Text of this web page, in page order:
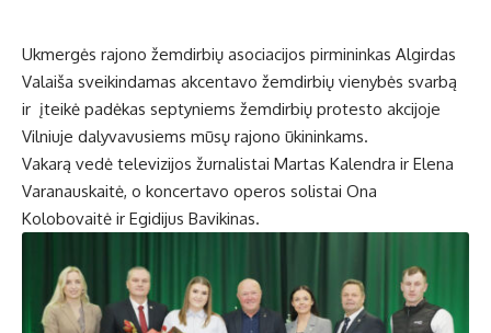
Ukmergės rajono žemdirbių asociacijos pirmininkas Algirdas
Valaiša sveikindamas akcentavo žemdirbių vienybės svarbą
ir įteikė padėkas septyniems žemdirbių protesto akcijoje
Vilniuje dalyvavusiems mūsų rajono ūkininkams.
Vakarą vedė televizijos žurnalistai Martas Kalendra ir Elena
Varanauskaitė, o koncertavo operos solistai Ona
Kolobovaitė ir Egidijus Bavikinas.